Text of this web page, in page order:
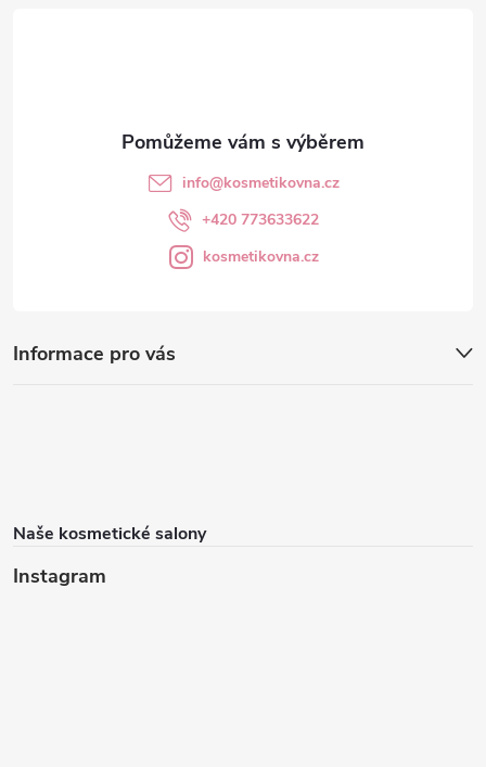
Informace pro vás
Naše kosmetické salony
Instagram
info@kosmetikovna.cz
+420 773633622
kosmetikovna.cz